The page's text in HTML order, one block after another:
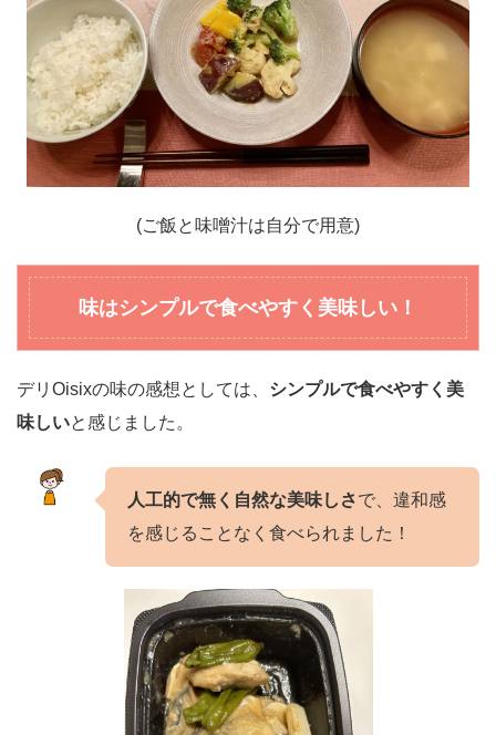
(ご飯と味噌汁は自分で用意)
味はシンプルで食べやすく美味しい！
デリOisixの味の感想としては、 シンプルで食べやすく美
味しいと感じました。
人工的で無く自然な美味しさで、違和感
を感じることなく食べられました！